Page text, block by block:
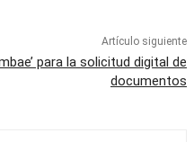
Artículo siguiente
para la solicitud digital de
documentos